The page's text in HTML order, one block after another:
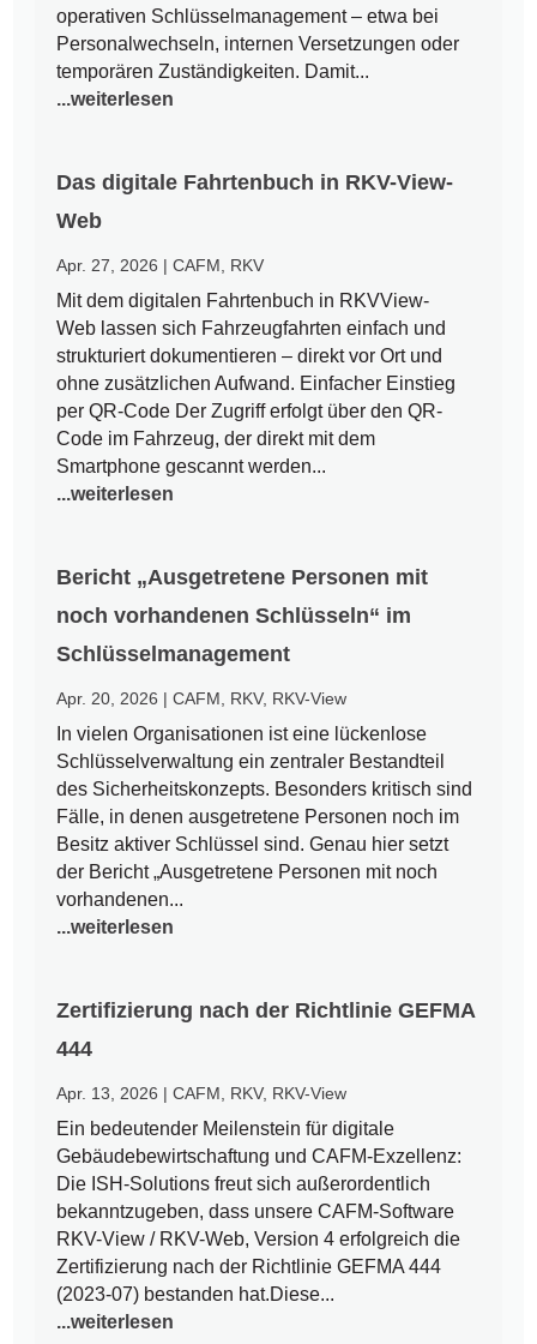
operativen Schlüsselmanagement – etwa bei
Personalwechseln, internen Versetzungen oder
temporären Zuständigkeiten. Damit...
...weiterlesen
Das digitale Fahrtenbuch in RKV-View-
Web
Apr. 27, 2026 |CAFM RKV
Mit dem digitalen Fahrtenbuch in RKVView-
Web lassen sich Fahrzeugfahrten einfach und
strukturiert dokumentieren – direkt vor Ort und
ohne zusätzlichen Aufwand. Einfacher Einstieg
per QR-Code Der Zugriff erfolgt über den QR-
Code im Fahrzeug, der direkt mit dem
Smartphone gescannt werden...
...weiterlesen
Bericht „Ausgetretene Personen mit
noch vorhandenen Schlüsseln“ im
Schlüsselmanagement
Apr. 20, 2026 |CAFM RKV, RKV-View
In vielen Organisationen ist eine lückenlose
Schlüsselverwaltung ein zentraler Bestandteil
des Sicherheitskonzepts. Besonders kritisch sind
Fälle, in denen ausgetretene Personen noch im
Besitz aktiver Schlüssel sind. Genau hier setzt
der Bericht „Ausgetretene Personen mit noch
vorhandenen...
...weiterlesen
Zertifizierung nach der Richtlinie GEFMA
444
Apr. 13, 2026 |CAFM RKV, RKV-View
Ein bedeutender Meilenstein für digitale
Gebäudebewirtschaftung und CAFM-Exzellenz:
Die ISH-Solutions freut sich außerordentlich
bekanntzugeben, dass unsere CAFM-Software
RKV-View / RKV-Web, Version 4 erfolgreich die
Zertifizierung nach der Richtlinie GEFMA 444
(2023-07) bestanden hat.Diese...
...weiterlesen